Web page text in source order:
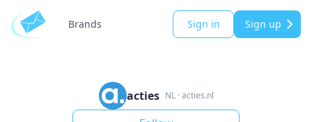
Brands Sign in Sign up
acties NL·acties.nl